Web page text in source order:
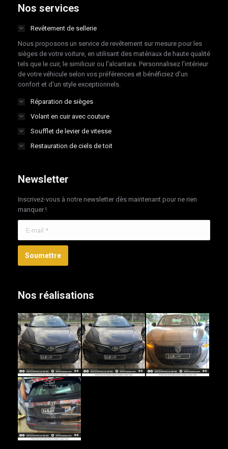
opens
new
window
opens
new
window
opens
new
window
opens
new
window
Nos services
Revêtement de sellerie
Nous proposons un service de revêtement sur mesure pour les
sièges de votre voiture, en utilisant des matériaux de haute qualité
tels que le cuir, le similicuir ou l'alcantara. Personnalisez l'intérieur
de votre véhicule selon vos préférences et bénéficiez d'un
confort et d'un style exceptionnels.
Réparation de sièges
Volant en cuir avec couture
Soufflet de levier de vitesse
Restauration de ciels de toit
Newsletter
Inscrivez-vous à notre newsletter dès maintenant pour ne rien
manquer !
Soumettre
Nos réalisations